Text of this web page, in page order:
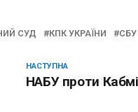
СУД КПК УКРАЇНИ СБУ
НАСТУПНА
НАБУ проти